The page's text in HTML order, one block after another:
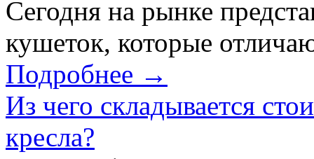
Сегодня на рынке
кушеток, которые
Подробнее →
Из чего складывается
кресла?